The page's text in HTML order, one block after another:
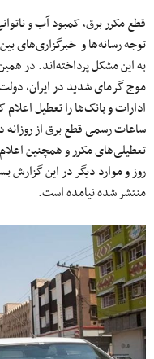
قطع مکرر برق، کمبود آب و
توجه رسانه‌ها و خبرگزاری‌های
به این مشکل پرداخته‌اند. در
ادارات و بانک‌ها را تعطیل
ساعات رسمی قطع برق از
تعطیلی‌های مکرر و همچنین
منتشر شده نیامده است.